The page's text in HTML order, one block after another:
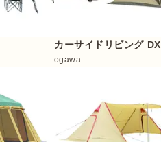
カーサイドリビング DX
ogawa